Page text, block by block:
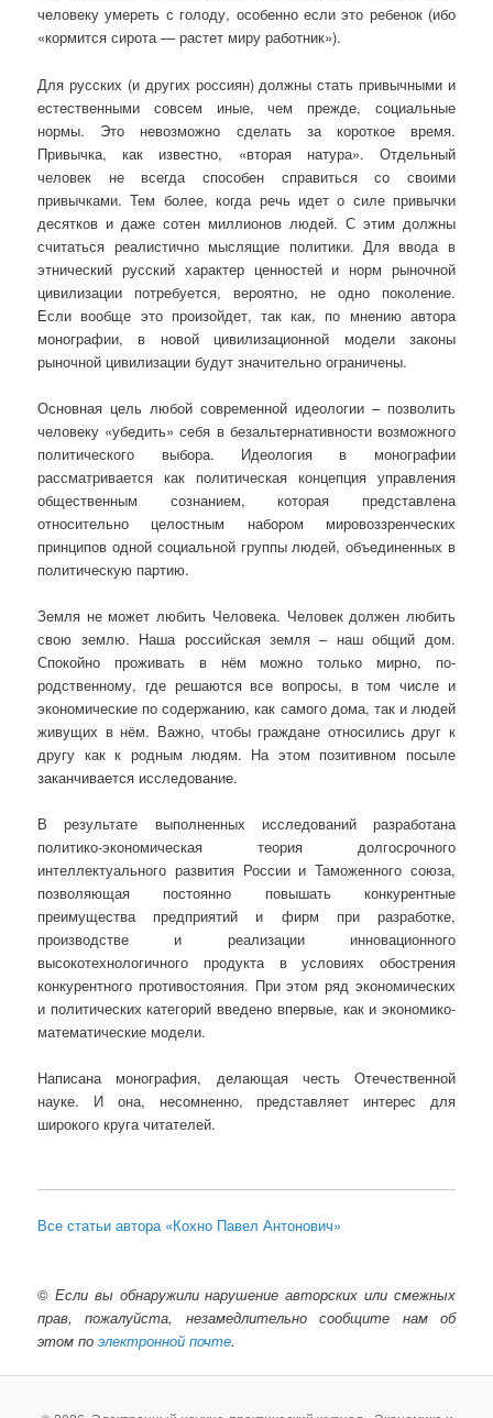
человеку умереть с голоду, особенно если это ребенок (ибо
«кормится сирота — растет миру работник»).
Для русских (и других россиян) должны стать привычными и
естественными совсем иные, чем прежде, социальные
нормы. Это невозможно сделать за короткое время.
Привычка, как известно, «вторая натура». Отдельный
человек не всегда способен справиться со своими
привычками. Тем более, когда речь идет о силе привычки
десятков и даже сотен миллионов людей. С этим должны
считаться реалистично мыслящие политики. Для ввода в
этнический русский характер ценностей и норм рыночной
цивилизации потребуется, вероятно, не одно поколение.
Если вообще это произойдет, так как, по мнению автора
монографии, в новой цивилизационной модели законы
рыночной цивилизации будут значительно ограничены.
Основная цель любой современной идеологии – позволить
человеку «убедить» себя в безальтернативности возможного
политического выбора. Идеология в монографии
рассматривается как политическая концепция управления
общественным сознанием, которая представлена
относительно целостным набором мировоззренческих
принципов одной социальной группы людей, объединенных в
политическую партию.
Земля не может любить Человека. Человек должен любить
свою землю. Наша российская земля – наш общий дом.
Спокойно проживать в нём можно только мирно, по-
родственному, где решаются все вопросы, в том числе и
экономические по содержанию, как самого дома, так и людей
живущих в нём. Важно, чтобы граждане относились друг к
другу как к родным людям. На этом позитивном посыле
заканчивается исследование.
В результате выполненных исследований разработана
политико-экономическая теория долгосрочного
интеллектуального развития России и Таможенного союза,
позволяющая постоянно повышать конкурентные
преимущества предприятий и фирм при разработке,
производстве и реализации инновационного
высокотехнологичного продукта в условиях обострения
конкурентного противостояния. При этом ряд экономических
и политических категорий введено впервые, как и экономико-
математические модели.
Написана монография, делающая честь Отечественной
науке. И она, несомненно, представляет интерес для
широкого круга читателей.
Все статьи автора «Кохно Павел Антонович»
© Если вы обнаружили нарушение авторских или смежных
прав, пожалуйста, незамедлительно сообщите нам об
этом поэлектронной почте.